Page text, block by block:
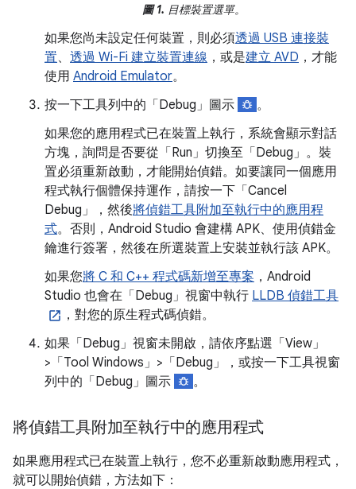
圖 1. 目標裝置選單。
如果您尚未設定任何裝置，則必須透過 USB 連接裝
置、 透過 Wi-Fi 建立裝置連線 ，或是建立 AVD ，才能
使用 Android Emulator。
按一下工具列中的「Debug」圖示
。
如果您的應用程式已在裝置上執行，系統會顯示對話
方塊，詢問是否要從「Run」切換至「Debug」。裝
置必須重新啟動，才能開始偵錯。如要讓同一個應用
程式執行個體保持運作，請按一下「Cancel
Debug」
，然後將偵錯工具附加至執行中的應用程
式。否則，Android Studio 會建構 APK、使用偵錯金
鑰進行簽署，然後在所選裝置上安裝並執行該 APK。
如果您將 C 和 C++ 程式碼新增至專案 ，Android
Studio 也會在「Debug」視窗中執行 LLDB 偵錯工具
，對您的原生程式碼偵錯。
如果「Debug」視窗未開啟，請依序點選「View」
>「Tool Windows」>「Debug」
，或按一下工具視窗
列中的「Debug」圖示
。
將偵錯工具附加至執行中的應用程式
如果應用程式已在裝置上執行，您不必重新啟動應用程式，
就可以開始偵錯，方法如下：